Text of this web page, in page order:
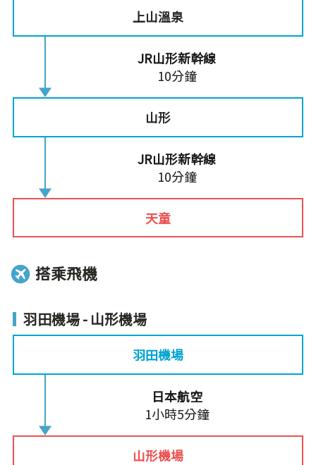
上山溫泉
JR山形新幹線
10分鐘
山形
JR山形新幹線
10分鐘
天童
搭乘飛機
羽田機場 - 山形機場
羽田機場
日本航空
1小時5分鐘
山形機場